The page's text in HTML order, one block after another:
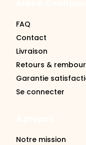
FAQ
Contact
Livraison
Retours &
Garantie
Se connecter
Notre mission